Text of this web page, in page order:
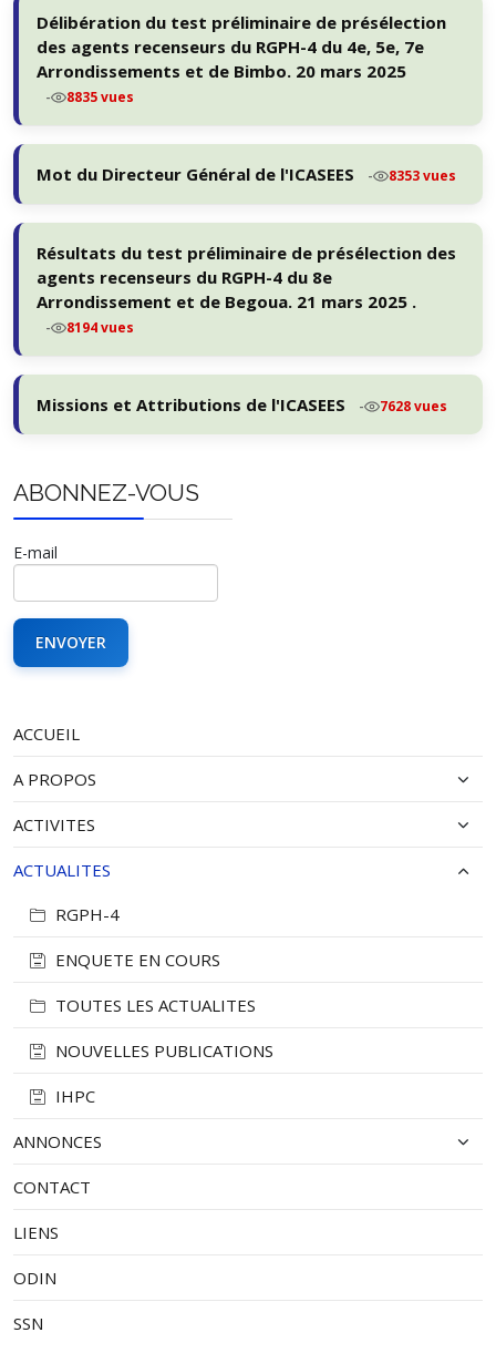
Délibération du test préliminaire de présélection
des agents recenseurs du RGPH-4 du 4e, 5e, 7e
Arrondissements et de Bimbo. 20 mars 2025
- 8835 vues
Mot du Directeur Général de l'ICASEES - 8353 vues
Résultats du test préliminaire de présélection des
agents recenseurs du RGPH-4 du 8e
Arrondissement et de Begoua. 21 mars 2025 .
- 8194 vues
Missions et Attributions de l'ICASEES - 7628 vues
ABONNEZ-VOUS
E-mail
ACCUEIL
A PROPOS
ACTIVITES
ACTUALITES
RGPH-4
ENQUETE EN COURS
TOUTES LES ACTUALITES
NOUVELLES PUBLICATIONS
IHPC
ANNONCES
CONTACT
LIENS
ODIN
SSN